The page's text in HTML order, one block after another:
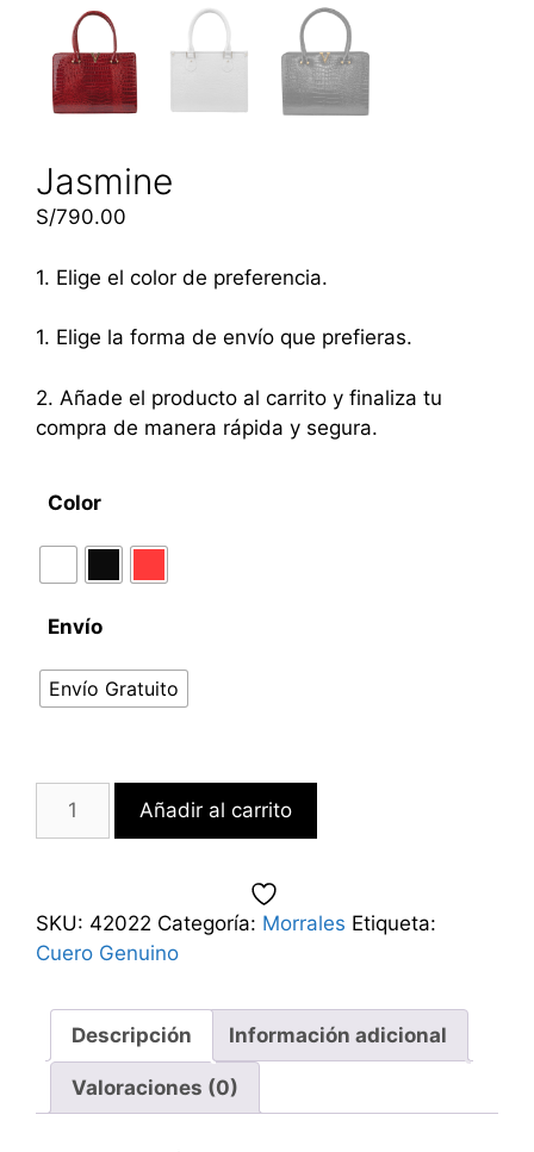
Jasmine
S/790.00
1. Elige el color de preferencia.
1. Elige la forma de envío que prefieras.
2. Añade el producto al carrito y finaliza tu
compra de manera rápida y segura.
Color
Envío
Envío Gratuito
Añadir al carrito
SKU: 42022 Categoría: Morrales Etiqueta:
Cuero Genuino
Descripción Información adicional
Valoraciones (0)